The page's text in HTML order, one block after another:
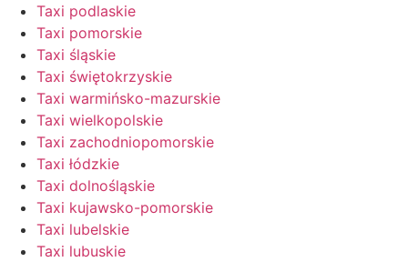
Taxi podlaskie
Taxi pomorskie
Taxi śląskie
Taxi świętokrzyskie
Taxi warmińsko-mazurskie
Taxi wielkopolskie
Taxi zachodniopomorskie
Taxi łódzkie
Taxi dolnośląskie
Taxi kujawsko-pomorskie
Taxi lubelskie
Taxi lubuskie